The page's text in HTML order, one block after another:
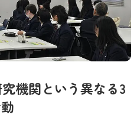
機関という異なる3